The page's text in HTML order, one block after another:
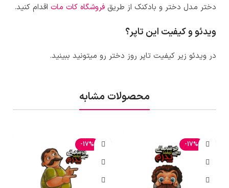
دختر مدل دختر و بادکنک از طریق فروشگاه کات مات اقدام کنید.
ویدئو و کیفیت این تاپر؟
در ویدئو زیر کیفیت تاپر روز دختر رو میتونید ببینید.
محصولات مشابه
-17%
-17%